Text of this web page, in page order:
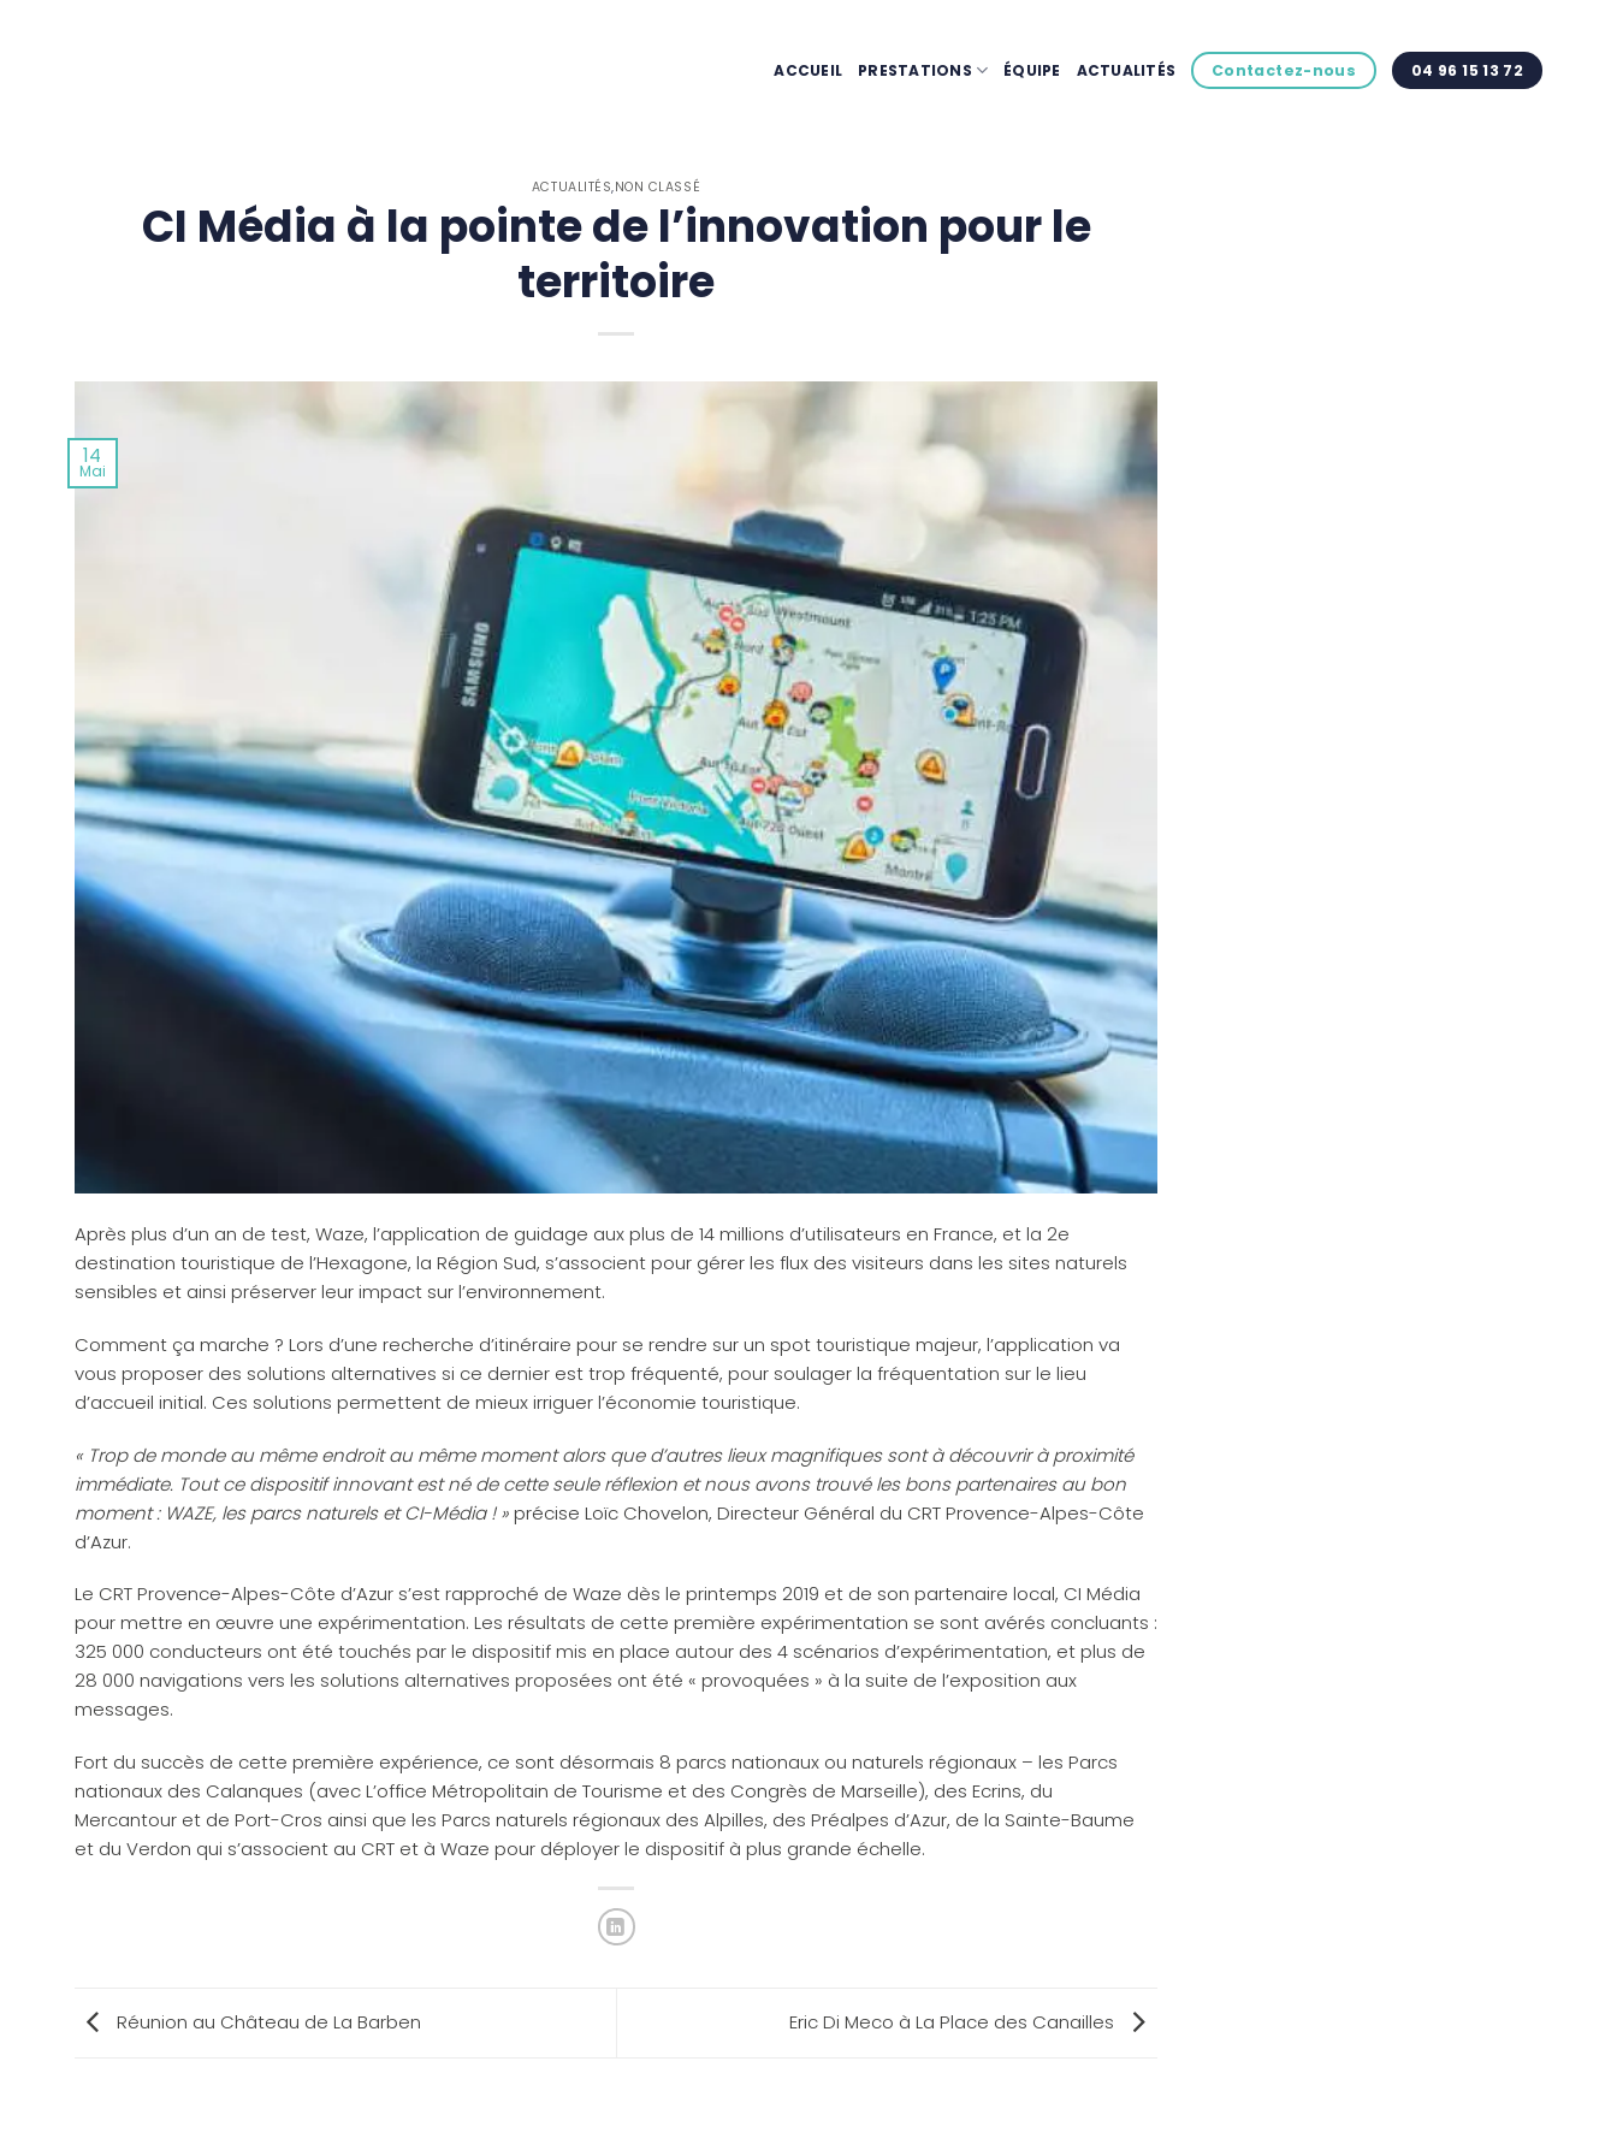
ACCUEIL PRESTATIONS ÉQUIPE ACTUALITÉS Contactez-nous 04 96 15 13 72
ACTUALITÉS,NON CLASSÉ
CI Média à la pointe de l’innovation pour le
territoire
14
Mai
Après plus d’un an de test, Waze, l’application de guidage aux plus de 14 millions d’utilisateurs en France, et la 2e
destination touristique de l’Hexagone, la Région Sud, s’associent pour gérer les flux des visiteurs dans les sites naturels
sensibles et ainsi préserver leur impact sur l’environnement.
Comment ça marche ? Lors d’une recherche d’itinéraire pour se rendre sur un spot touristique majeur, l’application va
vous proposer des solutions alternatives si ce dernier est trop fréquenté, pour soulager la fréquentation sur le lieu
d’accueil initial. Ces solutions permettent de mieux irriguer l’économie touristique.
« Trop de monde au même endroit au même moment alors que d’autres lieux magnifiques sont à découvrir à proximité
immédiate. Tout ce dispositif innovant est né de cette seule réflexion et nous avons trouvé les bons partenaires au bon
moment : WAZE, les parcs naturels et CI-Média ! »précise Loïc Chovelon, Directeur Général du CRT Provence-Alpes-Côte
d’Azur.
Le CRT Provence-Alpes-Côte d’Azur s’est rapproché de Waze dès le printemps 2019 et de son partenaire local, CI Média
pour mettre en œuvre une expérimentation. Les résultats de cette première expérimentation se sont avérés concluants :
325 000 conducteurs ont été touchés par le dispositif mis en place autour des 4 scénarios d’expérimentation, et plus de
28 000 navigations vers les solutions alternatives proposées ont été « provoquées » à la suite de l’exposition aux
messages.
Fort du succès de cette première expérience, ce sont désormais 8 parcs nationaux ou naturels régionaux – les Parcs
nationaux des Calanques (avec L’office Métropolitain de Tourisme et des Congrès de Marseille), des Ecrins, du
Mercantour et de Port-Cros ainsi que les Parcs naturels régionaux des Alpilles, des Préalpes d’Azur, de la Sainte-Baume
et du Verdon qui s’associent au CRT et à Waze pour déployer le dispositif à plus grande échelle.
Réunion au Château de La Barben Eric Di Meco à La Place des Canailles